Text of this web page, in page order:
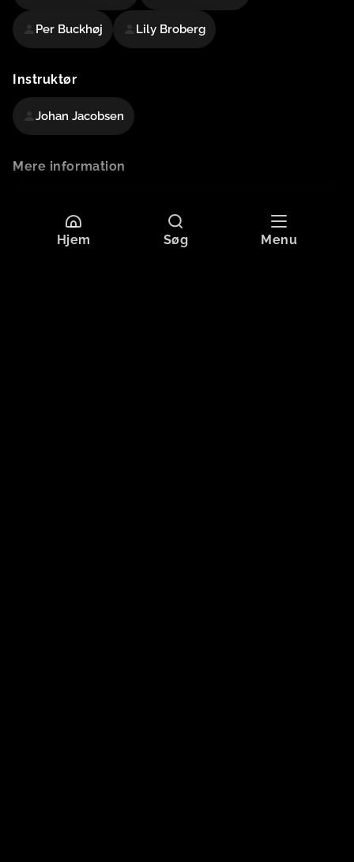
Per Buckhøj Lily Broberg
Instruktør
Johan Jacobsen
Mere information
Originaltitel
MENS SAGFØREREN SOVER
FormatHjem Søg Menu